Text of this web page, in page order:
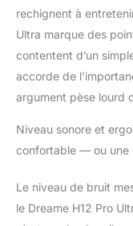
rechignent à
Ultra marque des
contentent d’un
accorde de
argument pèse lourd
Niveau sonore et
confortable — ou une
Le niveau de bruit
le Dreame H12 Pro